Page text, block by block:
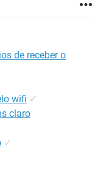
de receber o
wifi ✓
claro
✓